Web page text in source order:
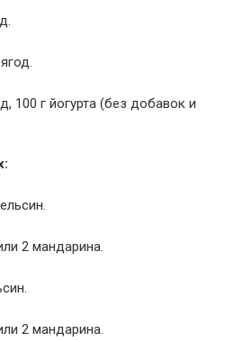
100 г йогурта (без добавок и
2 мандарина.
2 мандарина.